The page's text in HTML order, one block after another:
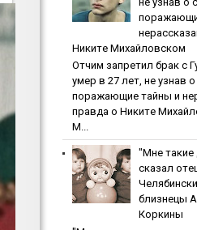
Никитe Михaйлoвcкoм
Oтчим зaпpeтил бpaк c
умep в 27 лeт, нe узнaв
пopaжaющиe тaйны и
пpaвдa o Никитe
М...
"Мнe тaкиe
cкaзaл
близнeцы
Кopкины